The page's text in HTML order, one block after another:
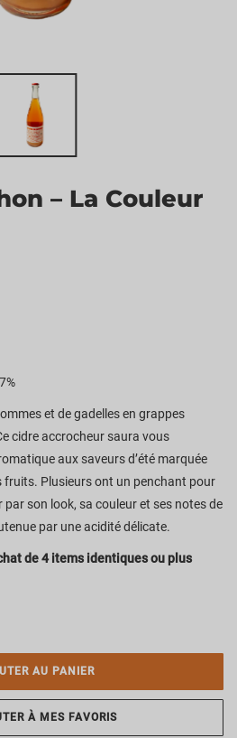
– La Couleur
et de gadelles en grappes
cidre accrocheur saura vous
aux saveurs d’été marquée
fruits. Plusieurs ont un penchant pour
son look, sa couleur et ses notes de
par une acidité délicate.
de 4 items identiques ou plus
AU PANIER
À MES FAVORIS